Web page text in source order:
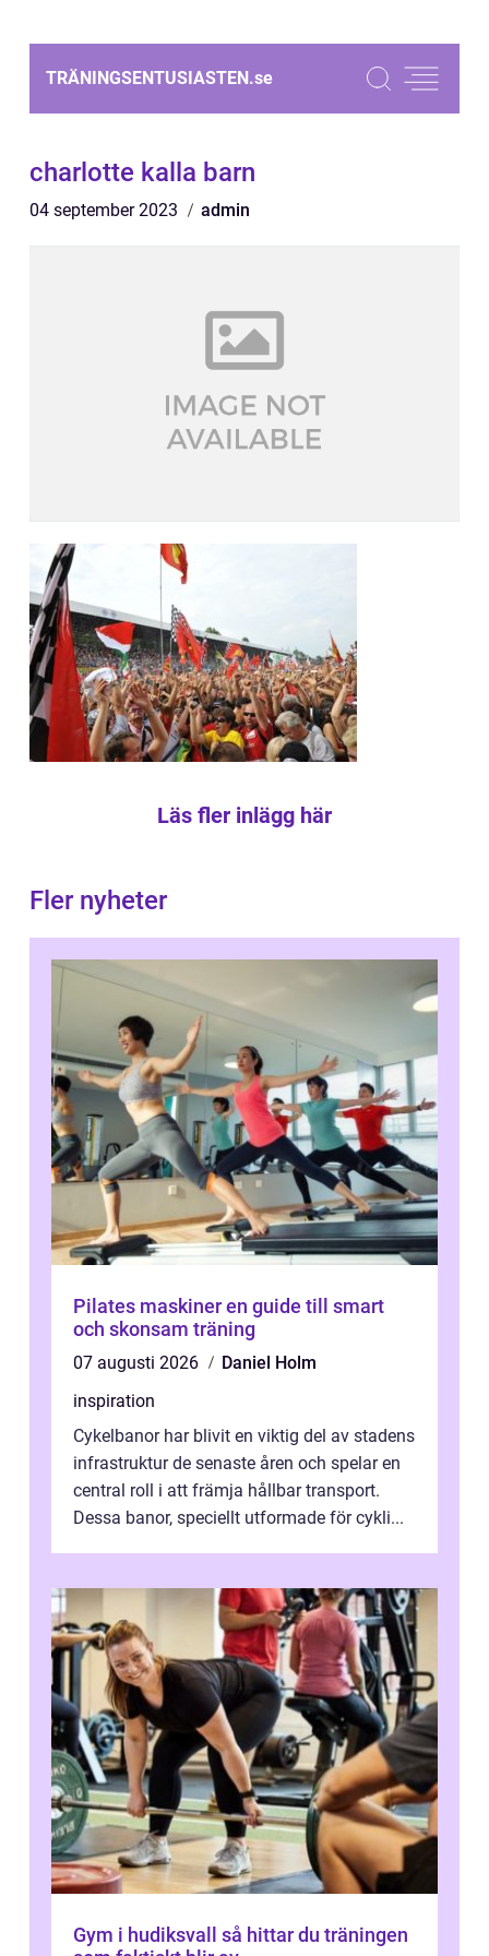
TRÄNINGSENTUSIASTEN.se
charlotte kalla barn
04 september 2023 admin
Läs fler inlägg här
Fler nyheter
Pilates maskiner en guide till smart
och skonsam träning
07 augusti 2026
Daniel Holm
inspiration
Cykelbanor har blivit en viktig del av stadens
infrastruktur de senaste åren och spelar en
central roll i att främja hållbar transport.
Dessa banor, speciellt utformade för cykli...
Gym i hudiksvall så hittar du träningen